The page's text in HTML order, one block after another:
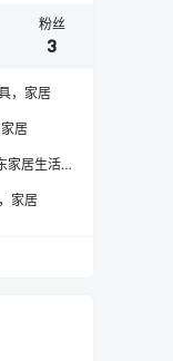
粉丝
3
，家居
居
家居生活
家居